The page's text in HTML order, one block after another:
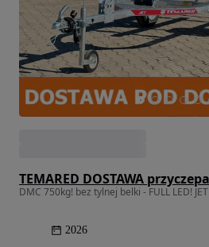
DMC 750kg! bez tylnej belki - FULL LED! JET
2026